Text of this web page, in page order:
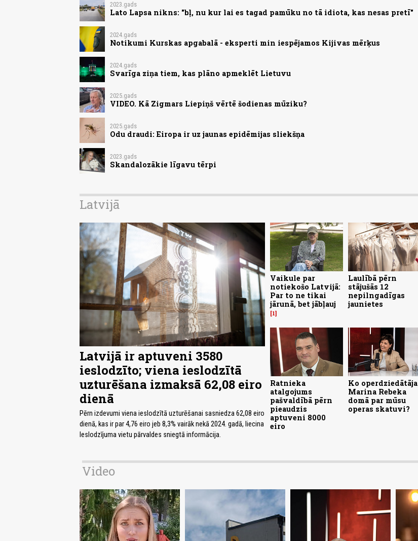
2023.gads
Lato Lapsa nikns: "bļ, nu kur lai es tagad pamūku no tā idiota, kas nesas pretī"
2024.gads
Notikumi Kurskas apgabalā - eksperti min iespējamos Kijivas mērķus
2024.gads
Svarīga ziņa tiem, kas plāno apmeklēt Lietuvu
2025.gads
VIDEO. Kā Zigmars Liepiņš vērtē šodienas mūziku?
2025.gads
Odu draudi: Eiropa ir uz jaunas epidēmijas sliekšņa
2023.gads
Skandalozākie līgavu tērpi
Latvijā
Latvijā ir aptuveni 3580
ieslodzīto; viena ieslodzītā
uzturēšana izmaksā 62,08 eiro
dienā
Pērn izdevumi viena ieslodzītā uzturēšanai sasniedza 62,08 eiro
dienā, kas ir par 4,76 eiro jeb 8,3% vairāk nekā 2024. gadā, liecina
Ieslodzījuma vietu pārvaldes sniegtā informācija.
Vaikule par
notiekošo Latvijā:
Par to ne tikai
jārunā, bet jābļauj
1
Laulībā pērn
stājušās 12
nepilngadīgas
jaunietes
Ratnieka
atalgojums
pašvaldībā pērn
pieaudzis
aptuveni 8000
eiro
Ko operdziedātāja
Marina Rebeka
domā par mūsu
operas skatuvi?
Video